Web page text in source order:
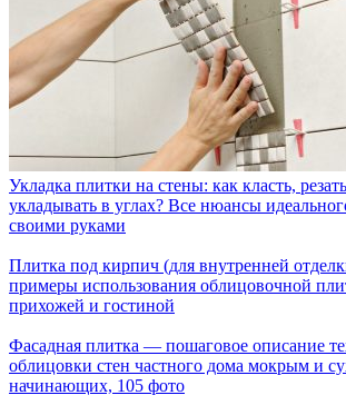
Укладка плитки на стены: как класть,
укладывать в углах? Все нюансы
своими руками
Плитка под кирпич (для внутренней
примеры использования облицовочной
прихожей и гостиной
Фасадная плитка — пошаговое описание
облицовки стен частного дома мокрым и
начинающих, 105 фото